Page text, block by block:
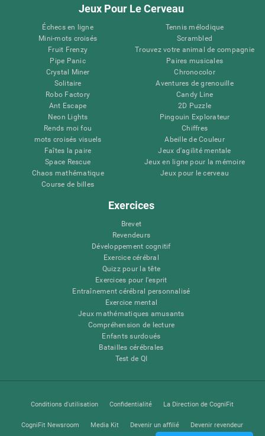
Jeux Pour Le Cerveau
Échecs en ligne
Mini-mots croisés
Fruit Frenzy
Pipe Panic
Crystal Miner
Solitaire
Robo Factory
Ant Escape
Neon Lights
Rends moi fou
mots croisés visuels
Faîtes la paire
Space Rescue
Chaos mathématique
Course de billes
Tennis mélodique
Scrambled
Trouvez votre animal de compagnie
Paires musicales
Chronocolor
Aventures de grenouille
Candy Line
2D Puzzle
Pingouin Explorateur
Chiffres
Abeille de Couleur
Jeux d'agilité mentale
Jeux en ligne pour la mémoire
Jeux pour le cerveau
Exercices
Brevet
Revendeurs
Développement cognitif
Exercice cérébral
Quizz pour la tête
Exercices pour l'esprit
Entraînement cérébral personnalisé
Exercice mental
Jeux mathématiques amusants
Compréhension de lecture
Enfants surdoués
Batailles cérébrales
Test de QI
Conditions d'utilisation Confidentialité La Direction de CogniFit
CogniFit Newsroom Media Kit Devenir un affilié Devenir revendeur